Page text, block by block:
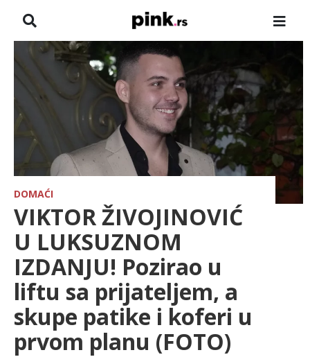
NASLOVNA
SHOWBIZ
HRONIKA
PINKOVE ZVEZDE
ODEON
SPORT
LIFESTYLE
DOMAĆI
VIKTOR ŽIVOJINOVIĆ
U LUKSUZNOM
IZDANJU! Pozirao u
liftu sa prijateljem, a
skupe patike i koferi u
prvom planu (FOTO)